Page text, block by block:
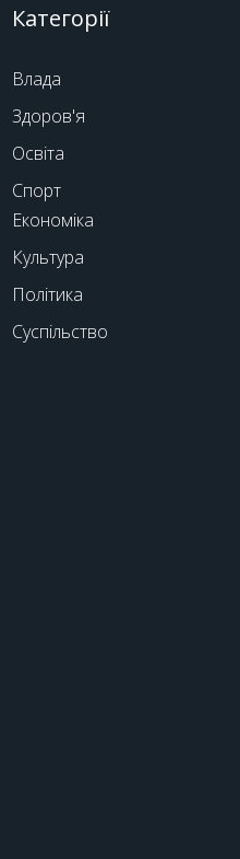
Категорії
Влада
Здоров'я
Освіта
Спорт
Економіка
Культура
Політика
Суспільство